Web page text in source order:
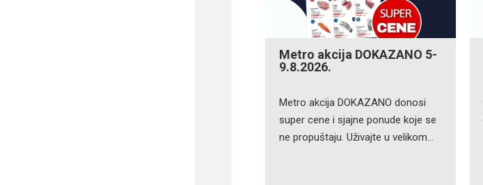
Metro akcija DOKAZANO 5-
9.8.2026.
Metro akcija DOKAZANO donosi
super cene i sjajne ponude koje se
ne propuštaju. Uživajte u velikom…